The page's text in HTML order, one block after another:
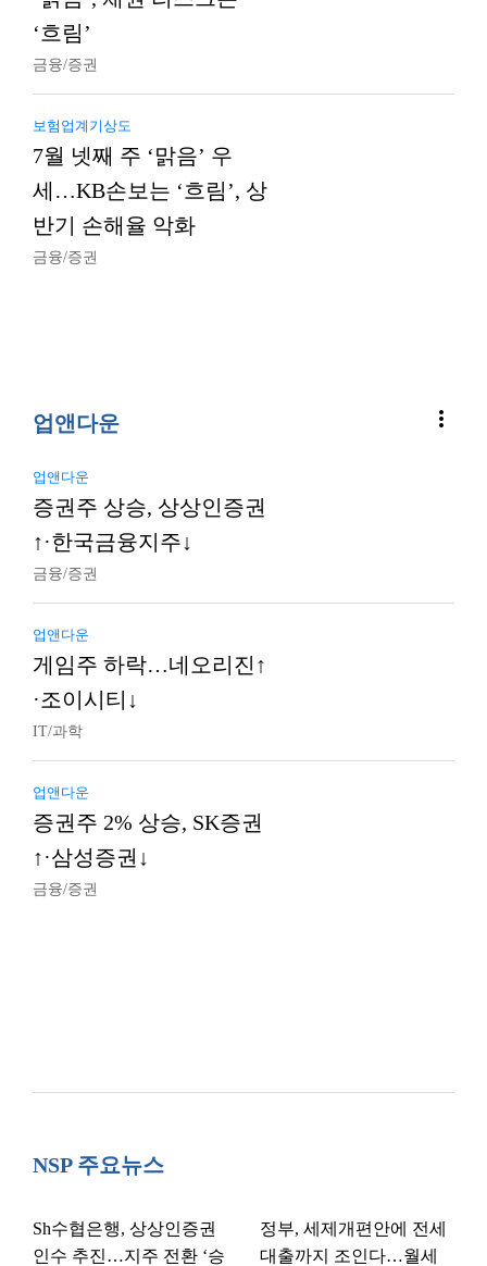
‘흐림’
금융/증권
보험업계기상도
7월 넷째 주 ‘맑음’ 우
세…KB손보는 ‘흐림’, 상
반기 손해율 악화
금융/증권
업앤다운 more_vert
업앤다운
증권주 상승, 상상인증권
↑·한국금융지주↓
금융/증권
업앤다운
게임주 하락…네오리진↑
·조이시티↓
IT/과학
업앤다운
증권주 2% 상승, SK증권
↑·삼성증권↓
금융/증권
NSP 주요뉴스
Sh수협은행, 상상인증권
인수 추진…지주 전환 ‘승
정부, 세제개편안에 전세
대출까지 조인다…월세